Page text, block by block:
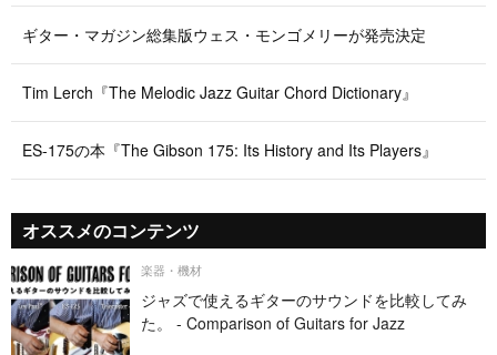
ギター・マガジン総集版ウェス・モンゴメリーが発売決定
Tim Lerch『The Melodic Jazz Guitar Chord Dictionary』
ES-175の本『The Gibson 175: Its History and Its Players』
オススメのコンテンツ
楽器・機材
ジャズで使えるギターのサウンドを比較してみ
た。 - Comparison of Guitars for Jazz